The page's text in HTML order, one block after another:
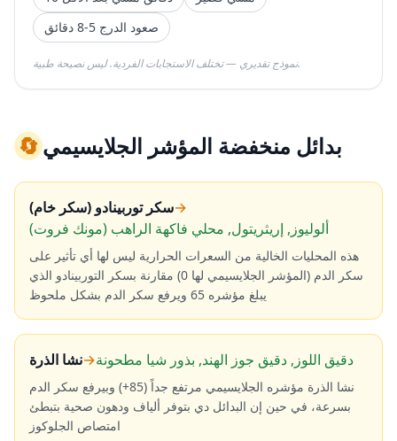
صعود الدرج 5-8 دقائق
نموذج تقديري — تختلف الاستجابات الفردية. ليس نصيحة طبية.
🔄بدائل منخفضة المؤشر الجلايسيمي
سكر توربينادو (سكر خام)→
ألوليوز, إريثريتول, محلي فاكهة الراهب (مونك فروت)
هذه المحليات الخالية من السعرات الحرارية ليس لها أي تأثير على
سكر الدم (المؤشر الجلايسيمي لها 0) مقارنة بسكر التوربينادو الذي
يبلغ مؤشره 65 ويرفع سكر الدم بشكل ملحوظ
نشا الذرة→دقيق اللوز, دقيق جوز الهند, بذور شيا مطحونة
نشا الذرة مؤشره الجلايسيمي مرتفع جداً (85+) وبيرفع سكر الدم
بسرعة، في حين إن البدائل دي بتوفر ألياف ودهون صحية بتبطئ
امتصاص الجلوكوز